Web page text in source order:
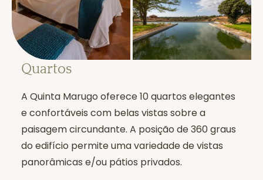
Quartos
A Quinta Marugo oferece 10 quartos elegantes
e confortáveis com belas vistas sobre a
paisagem circundante. A posição de 360 graus
do edifício permite uma variedade de vistas
panorâmicas e/ou pátios privados.